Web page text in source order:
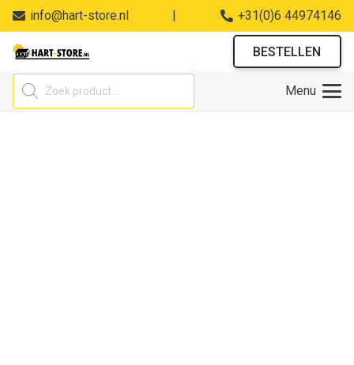
info@hart-store.nl | +31(0)6 44974146
BESTELLEN
Producten
zoeken
Menu